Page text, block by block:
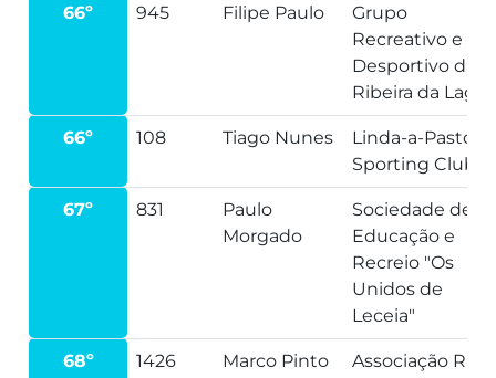
66º 945 Filipe Paulo
Grupo
Recreativo e
Desportivo da
Ribeira da Lage
66º 108 Tiago Nunes
Linda-a-Pastora
Sporting Clube
67º 831
Paulo
Morgado
Sociedade de
Educação e
Recreio "Os
Unidos de
Leceia"
68º 1426 Marco Pinto
Associação Run